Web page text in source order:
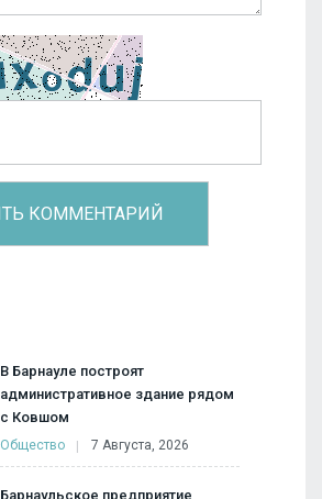
В Барнауле построят
административное здание рядом
с Ковшом
Общество 7 Августа, 2026
Барнаульское предприятие